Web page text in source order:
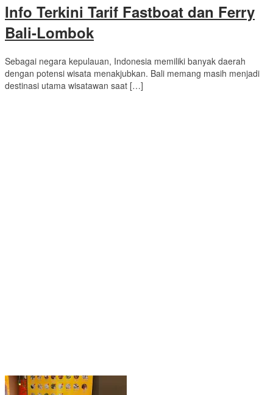
Info Terkini Tarif Fastboat dan Ferry
Bali-Lombok
Sebagai negara kepulauan, Indonesia memiliki banyak daerah
dengan potensi wisata menakjubkan. Bali memang masih menjadi
destinasi utama wisatawan saat […]